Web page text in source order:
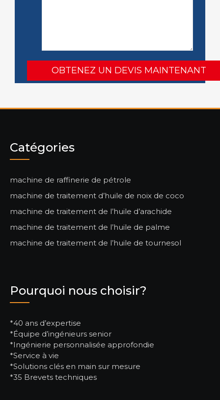
Catégories
machine de raffinerie de pétrole
machine de traitement d’huile de noix de coco
machine de traitement de l’huile d’arachide
machine de traitement de l’huile de palme
machine de traitement de l’huile de tournesol
Pourquoi nous choisir?
*40 ans d’expertise
*Équipe d’ingénieurs senior
*Ingénierie personnalisée approfondie
*Service à vie
*Solutions clés en main sur mesure
*35 Brevets techniques